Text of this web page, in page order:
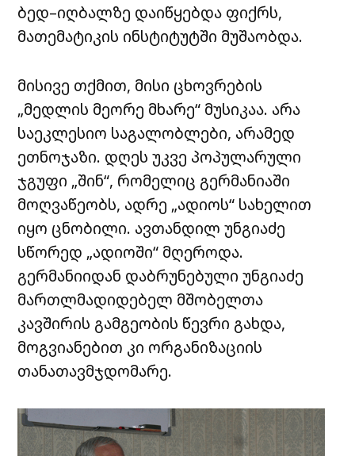
ბედ–იღბალზე დაიწყებდა ფიქრს,
მათემატიკის ინსტიტუტში მუშაობდა.
მისივე თქმით, მისი ცხოვრების
„მედლის მეორე მხარე“ მუსიკაა. არა
საეკლესიო საგალობლები, არამედ
ეთნოჯაზი. დღეს უკვე პოპულარული
ჯგუფი „შინ“, რომელიც გერმანიაში
მოღვაწეობს, ადრე „ადიოს“ სახელით
იყო ცნობილი. ავთანდილ უნგიაძე
სწორედ „ადიოში“ მღეროდა.
გერმანიიდან დაბრუნებული უნგიაძე
მართლმადიდებელ მშობელთა
კავშირის გამგეობის წევრი გახდა,
მოგვიანებით კი ორგანიზაციის
თანათავმჯდომარე.